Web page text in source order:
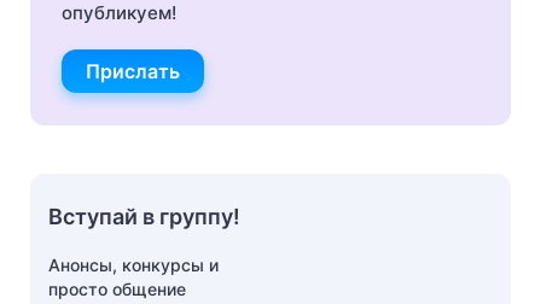
опубликуем!
Прислать
Вступай в группу!
Анонсы, конкурсы и
просто общение